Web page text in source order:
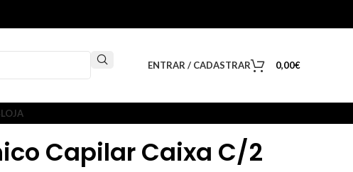
ENTRAR / CADASTRAR 0,00€
LOJA
Capilar Caixa C/2